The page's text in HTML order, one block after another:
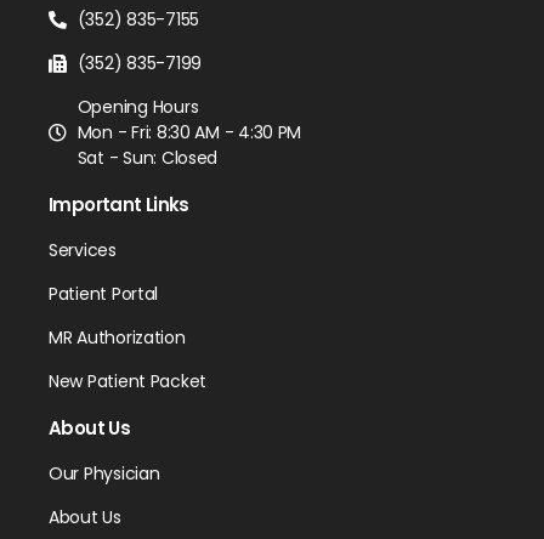
(352) 835-7155
(352) 835-7199
Opening Hours
Mon - Fri: 8:30 AM - 4:30 PM
Sat - Sun: Closed
Important Links
Services
Patient Portal
MR Authorization
New Patient Packet
About Us
Our Physician
About Us